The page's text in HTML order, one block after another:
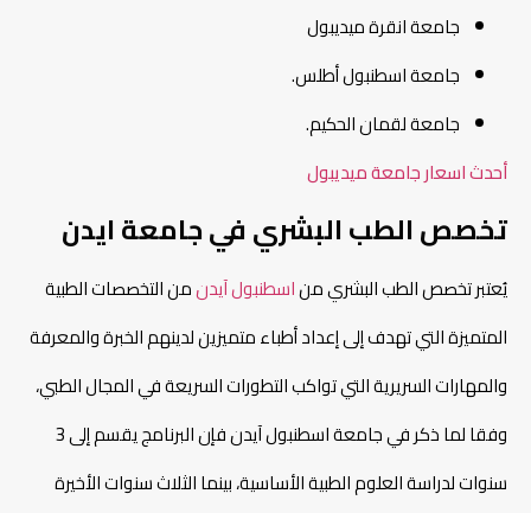
جامعة انقرة ميديبول
جامعة اسطنبول أطلس.
جامعة لقمان الحكيم.
أحدث اسعار جامعة ميديبول
تخصص الطب البشري في جامعة ايدن
يُعتبر تخصص الطب البشري مناسطنبول آيدنمن التخصصات الطبية
المتميزة التي تهدف إلى إعداد أطباء متميزين لدينهم الخبرة والمعرفة
والمهارات السريرية التي تواكب التطورات السريعة في المجال الطبي،
وفقا لما ذكر في جامعة اسطنبول آيدن فإن البرنامج يقسم إلى 3
سنوات لدراسة العلوم الطبية الأساسية، بينما الثلاث سنوات الأخيرة